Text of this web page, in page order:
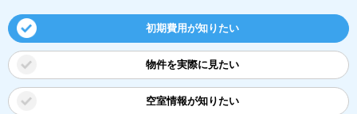
初期費用が知りたい
物件を実際に見たい
空室情報が知りたい